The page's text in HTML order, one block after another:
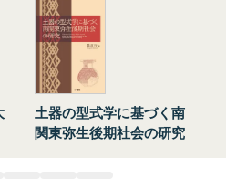
土器の型式学に基づく南
関東弥生後期社会の研究